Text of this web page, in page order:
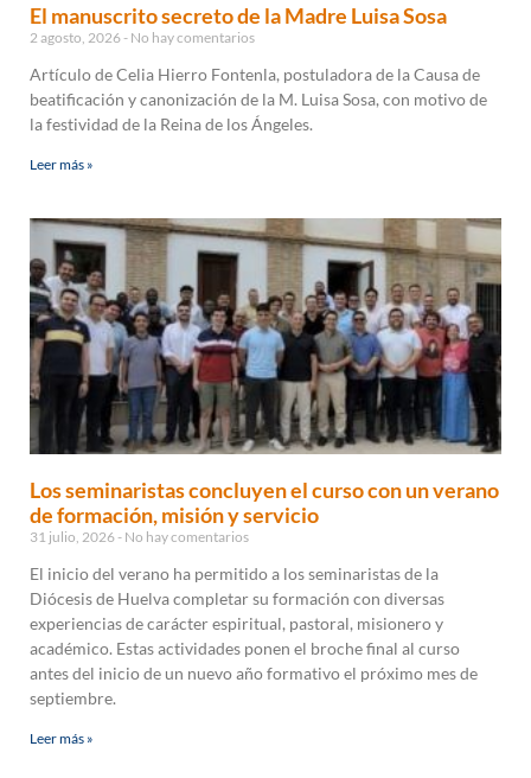
El manuscrito secreto de la Madre Luisa Sosa
2 agosto, 2026 No hay comentarios
Artículo de Celia Hierro Fontenla, postuladora de la Causa de
beatificación y canonización de la M. Luisa Sosa, con motivo de
la festividad de la Reina de los Ángeles.
Leer más »
Los seminaristas concluyen el curso con un verano
de formación, misión y servicio
31 julio, 2026 No hay comentarios
El inicio del verano ha permitido a los seminaristas de la
Diócesis de Huelva completar su formación con diversas
experiencias de carácter espiritual, pastoral, misionero y
académico. Estas actividades ponen el broche final al curso
antes del inicio de un nuevo año formativo el próximo mes de
septiembre.
Leer más »